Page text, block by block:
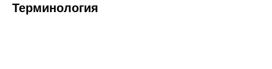
Терминология